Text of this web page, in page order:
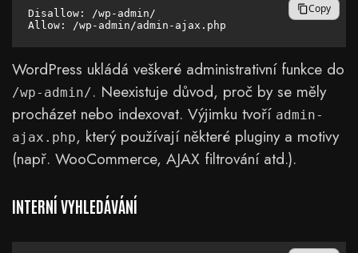
Disallow: /wp-admin/
Copy
WordPress ukládá veškeré administrativní funkce do
/wp-admin/. Neexistuje důvod, proč by se měly
procházet nebo indexovat. Výjimku tvoří admin-
ajax.php, který používají některé pluginy a motivy
(např. WooCommerce, AJAX filtrování atd.).
INTERNÍ VYHLEDÁVÁNÍ